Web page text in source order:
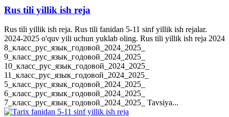
Rus tili yillik ish reja
Rus tili yillik ish reja. Rus tili fanidan 5-11 sinf yillik ish rejalar.
2024-2025 o'quv yili uchun yuklab oling. Rus tili yillik ish reja 2024
8_класс_рус_язык_годовой_2024_2025_
9_класс_рус_язык_годовой_2024_2025_
10_класс_рус_язык_годовой_2024_2025_
11_класс_рус_язык_годовой_2024_2025_
5_класс_рус_язык_годовой_2024_2025_
6_класс_рус_язык_годовой_2024_2025_
7_класс_рус_язык_годовой_2024_2025_ Tavsiya...